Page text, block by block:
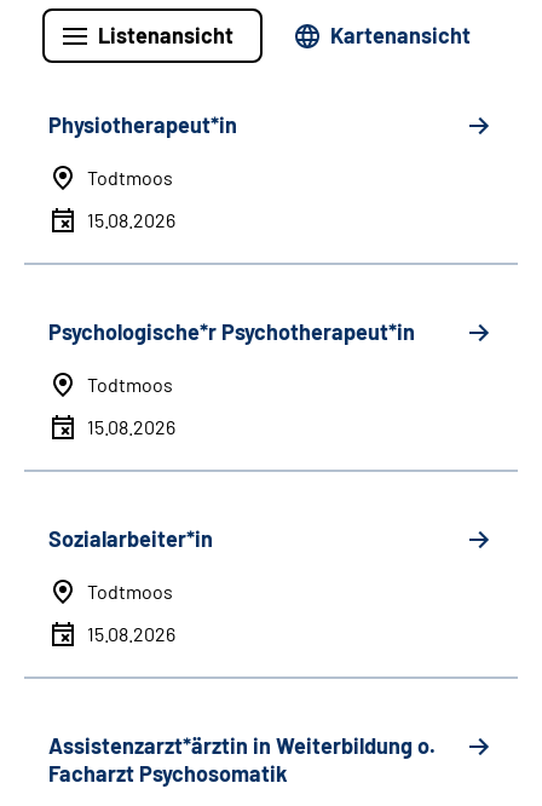
Listenansicht Kartenansicht
Physiotherapeut*in
Todtmoos
15.08.2026
Psychologische*r Psychotherapeut*in
Todtmoos
15.08.2026
Sozialarbeiter*in
Todtmoos
15.08.2026
Assistenzarzt*ärztin in Weiterbildung o.
Facharzt Psychosomatik